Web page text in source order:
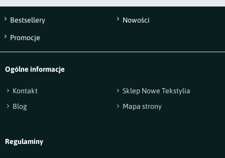
Wyślij opinię
Bestsellery Nowości
Promocje
Ogólne informacje
Kontakt
Sklep Nowe Tekstylia
Blog
Mapa strony
Regulaminy